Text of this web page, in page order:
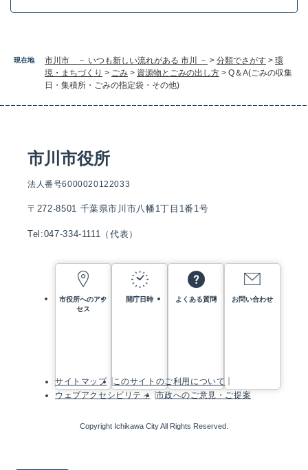
現在地 市川市 － いつも新しい流れがある 市川 － > 分類でさがす > 環
境・まちづくり > ごみ > 資源物とごみの出し方 > Q＆A(ごみの収集
日・集積所・ごみの指定袋・その他)
市川市役所
法人番号6000020122033
〒272-8501 千葉県市川市八幡1丁目1番1号
Tel:047-334-1111（代表）
市役所へのアク
セス
開庁日時 よくある質問 お問い合わせ
サイトマップ
このサイトのご利用について
ウェブアクセシビリティ
市政へのご意見・ご提案
Copyright Ichikawa City All Rights Reserved.